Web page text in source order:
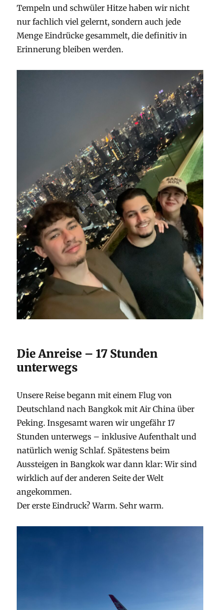
Tempeln und schwüler Hitze haben wir nicht
nur fachlich viel gelernt, sondern auch jede
Menge Eindrücke gesammelt, die definitiv in
Erinnerung bleiben werden.
Die Anreise – 17 Stunden
unterwegs
Unsere Reise begann mit einem Flug von
Deutschland nach Bangkok mit Air China über
Peking. Insgesamt waren wir ungefähr 17
Stunden unterwegs – inklusive Aufenthalt und
natürlich wenig Schlaf. Spätestens beim
Aussteigen in Bangkok war dann klar: Wir sind
wirklich auf der anderen Seite der Welt
angekommen.
Der erste Eindruck? Warm. Sehr warm.